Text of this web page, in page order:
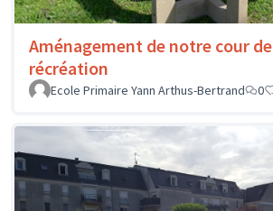
Aménagement de notre cour de
récréation
Ecole Primaire Yann Arthus-Bertrand
0